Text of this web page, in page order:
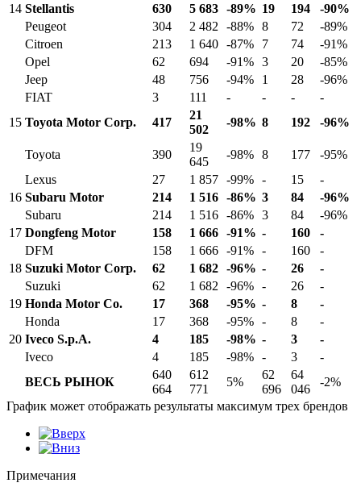
14 Stellantis 630 5 683 -89% 19 194
-90%
Peugeot
304 2 482 -88% 8 72
-89%
Citroen
213 1 640 -87% 7 74
-91%
Opel
62 694 -91% 3 20
-85%
Jeep
48 756 -94% 1 28
-96%
FIAT
3 111 - - -
-
15 Toyota Motor Corp. 417
21
502
-98% 8 192 -96%
Toyota 390
19
645
-98% 8 177
-95%
Lexus
27 1 857 -99% - 15
-
16 Subaru Motor 214 1 516 -86% 3 84
-96%
Subaru
214 1 516 -86% 3 84
-96%
17 Dongfeng Motor 158 1 666 -91% - 160
-
DFM
158 1 666 -91% - 160
-
18 Suzuki Motor Corp. 62 1 682 -96% - 26
-
Suzuki
62 1 682 -96% - 26
-
19 Honda Motor Co. 17 368 -95% - 8
-
Honda
17 368 -95% - 8
-
20 Iveco S.p.A. 4 185 -98% - 3
-
Iveco
4 185 -98% - 3
-
ВЕСЬ РЫНОК
640
664
612
771
5%
62
696
64
046
-2%
График может отображать результаты максимум трех брендов
Примечания